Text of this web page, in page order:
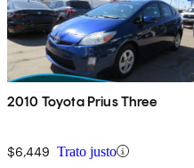
2010 Toyota Prius Three
$6,449 Trato justo